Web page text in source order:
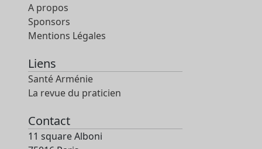
A propos
Sponsors
Mentions Légales
Liens
Santé Arménie
La revue du praticien
Contact
11 square Alboni